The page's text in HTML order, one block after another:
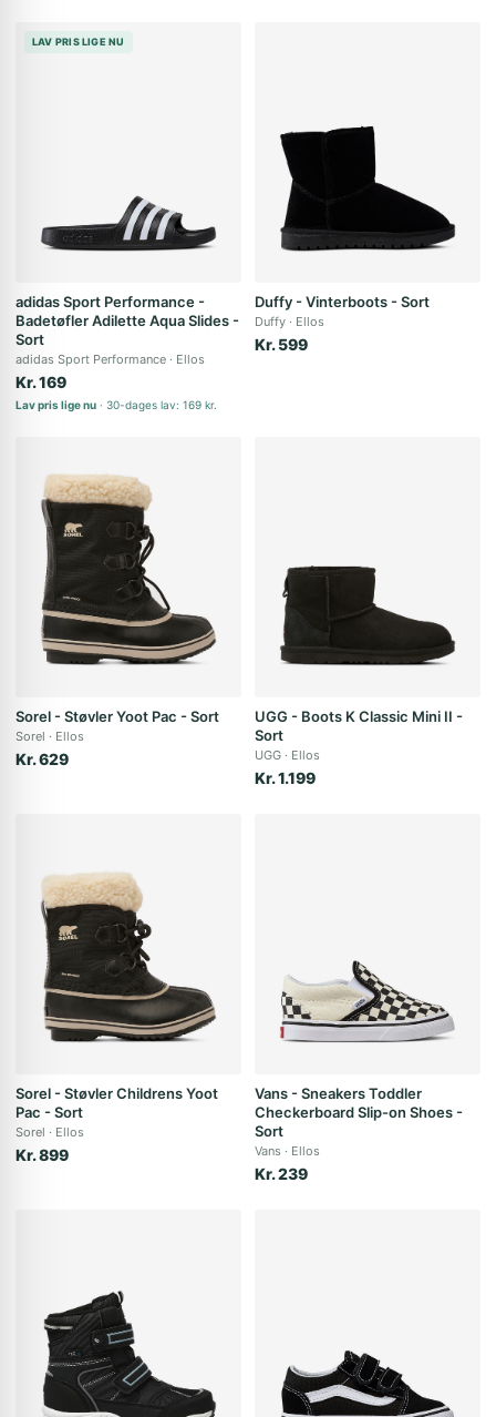
LAV PRIS LIGE NU
adidas Sport Performance -
Badetøfler Adilette Aqua Slides -
Sort
adidas Sport Performance Ellos
Kr. 169
Lav pris lige nu 30-dages lav: 169 kr.
Duffy - Vinterboots - Sort
Duffy Ellos
Kr. 599
Sorel - Støvler Yoot Pac - Sort
Sorel Ellos
Kr. 629
UGG - Boots K Classic Mini II -
Sort
UGG Ellos
Kr. 1.199
Sorel - Støvler Childrens Yoot
Pac - Sort
Sorel Ellos
Kr. 899
Vans - Sneakers Toddler
Checkerboard Slip-on Shoes -
Sort
Vans Ellos
Kr. 239